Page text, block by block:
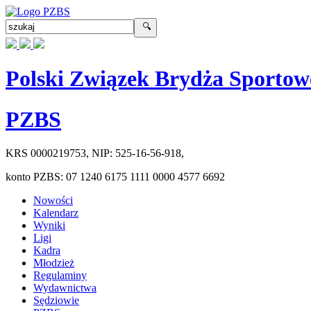
Polski Związek Brydża
PZBS
KRS 0000219753, NIP: 525-16-56-918,
konto PZBS: 07 1240 6175 1111 0000 4577 6692
Nowości
Kalendarz
Wyniki
Ligi
Kadra
Młodzież
Regulaminy
Wydawnictwa
Sędziowie